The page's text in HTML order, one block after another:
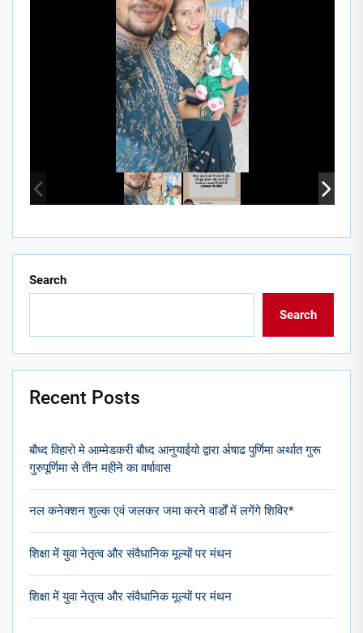
Search
Search
Recent Posts
बौध्द विहारो मे आम्मेडकरी बौध्द आनुयाईयो द्वारा र्अषाढ पुर्णिमा अर्थात गुरू
गुरुपूर्णिमा से तीन महीने का वर्षावास
नल कनेक्शन शुल्क एवं जलकर जमा करने वार्डों में लगेंगे शिविर*
शिक्षा में युवा नेतृत्व और संवैधानिक मूल्यों पर मंथन
शिक्षा में युवा नेतृत्व और संवैधानिक मूल्यों पर मंथन